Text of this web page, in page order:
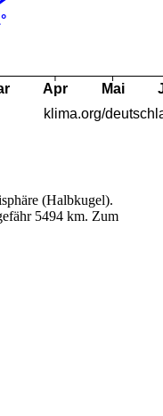
(Halbkugel).
5494 km. Zum